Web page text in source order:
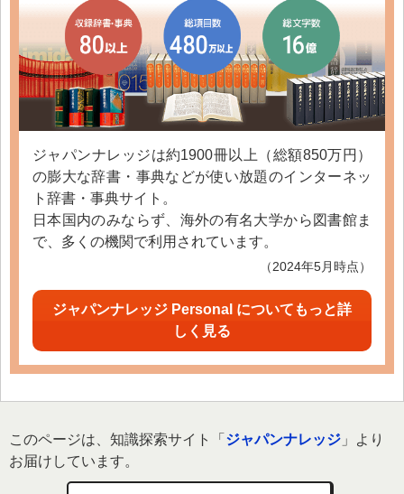
ジャパンナレッジは約1900冊以上（総額850万円）
の膨大な辞書・事典などが使い放題のインターネッ
ト辞書・事典サイト。
日本国内のみならず、海外の有名大学から図書館ま
で、多くの機関で利用されています。
（2024年5月時点）
ジャパンナレッジ Personal についてもっと詳
しく見る
このページは、知識探索サイト「 ジャパンナレッジ 」より
お届けしています。